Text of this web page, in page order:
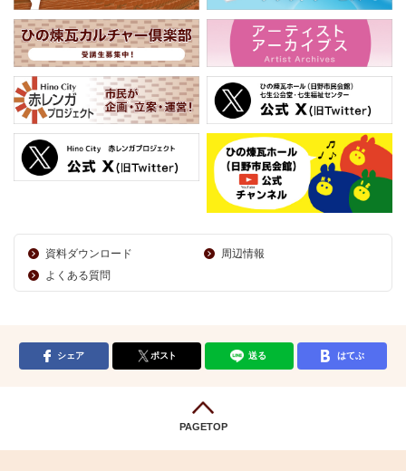
資料ダウンロード
周辺情報
よくある質問
シェア ポスト 送る はてぶ
PAGETOP